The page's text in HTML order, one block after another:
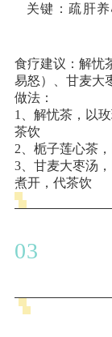
关键 ：疏肝
食疗建议 ：解
易怒）、甘麦大
做法：
1、解忧茶，以
茶饮
2、栀子莲心茶
3、甘麦大枣汤
煮开，代茶饮
03